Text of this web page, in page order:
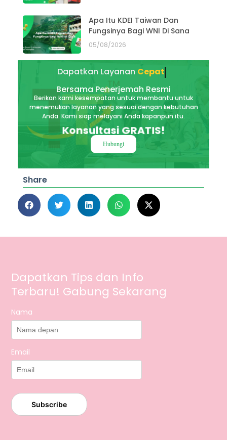
Apa Itu KDEI Taiwan Dan
Fungsinya Bagi WNI Di Sana
05/08/2026
Dapatkan LayananCepat
Bersama Penerjemah Resmi
Berikan kami kesempatan untuk membantu untuk
menemukan layanan yang sesuai dengan kebutuhan
Anda. Kami siap melayani Anda kapanpun itu.
Konsultasi GRATIS!
Hubungi
Share
Dapatkan Tips dan Info
Terbaru! Gabung Sekarang
Nama
Email
Subscribe